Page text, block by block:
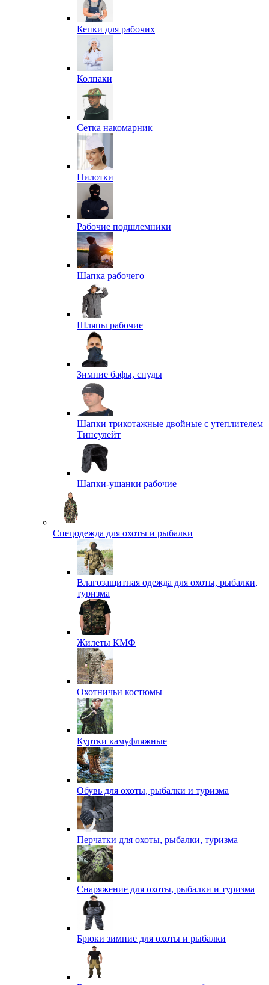
Кепки для рабочих
Колпаки
Сетка накомарник
Пилотки
Рабочие подшлемники
Шапка рабочего
Шляпы рабочие
Зимние бафы, снуды
Шапки трикотажные двойные с утеплителем
Тинсулейт
Шапки-ушанки рабочие
Спецодежда для охоты и рыбалки
Влагозащитная одежда для охоты, рыбалки,
туризма
Жилеты КМФ
Охотничьи костюмы
Куртки камуфляжные
Обувь для охоты, рыбалки и туризма
Перчатки для охоты, рыбалки, туризма
Снаряжение для охоты, рыбалки и туризма
Брюки зимние для охоты и рыбалки